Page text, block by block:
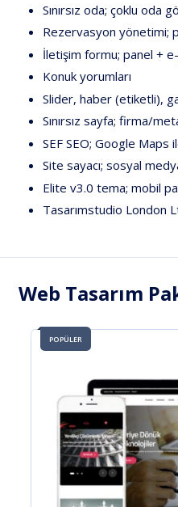
Sınırsız oda; çoklu oda
Rezervasyon yönetimi;
İletişim formu; panel +
Konuk yorumları
Slider, haber (etiketli),
Sınırsız sayfa; firma/
SEF SEO; Google Maps
Site sayacı; sosyal
Elite v3.0 tema; mobil
Tasarımstudio London
Web Tasarım
POPÜLER